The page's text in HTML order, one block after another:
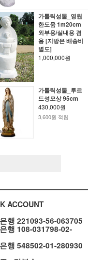
가톨릭성물_영원
한도움 1m20cm
외부용/실내용 겸
용 [지방은 배송비
별도]
1,000,000원
가톨릭성물_루르
드성모상 95cm
430,000원
3,600원 적립
ACCOUNT
행 221093-56-063705
행 108-031798-02-
행 548502-01-280930